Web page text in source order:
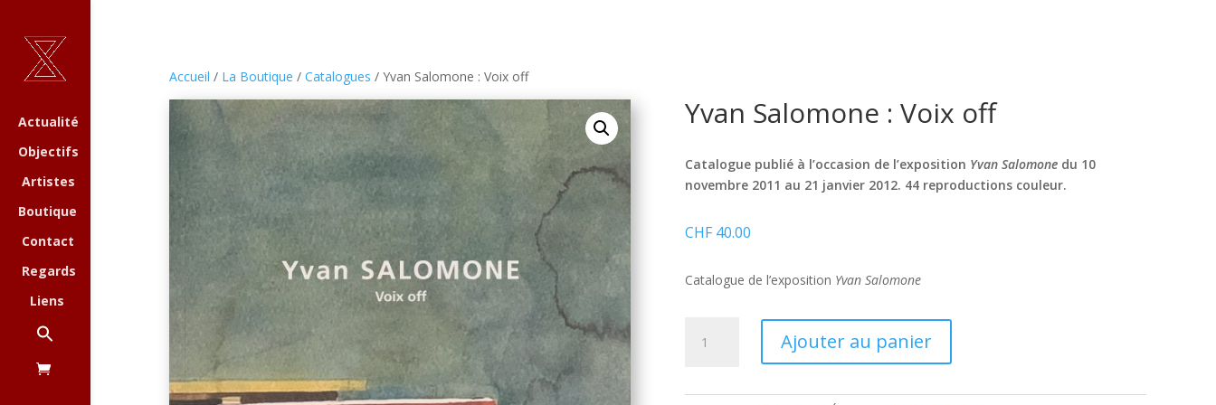
Actualité
Objectifs
Artistes
Boutique
Contact
Regards
Liens
Accueil / La Boutique / Catalogues / Yvan Salomone : Voix off
Yvan Salomone : Voix off
Catalogue publié à l’occasion de l’exposition Yvan Salomonedu 10
novembre 2011 au 21 janvier 2012. 44 reproductions couleur.
CHF40.00
Catalogue de l’exposition Yvan Salomone
Ajouter au panier